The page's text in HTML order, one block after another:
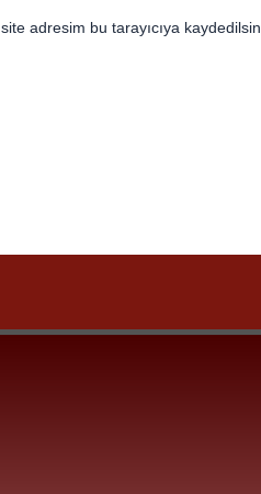
adresim bu tarayıcıya kaydedilsin.